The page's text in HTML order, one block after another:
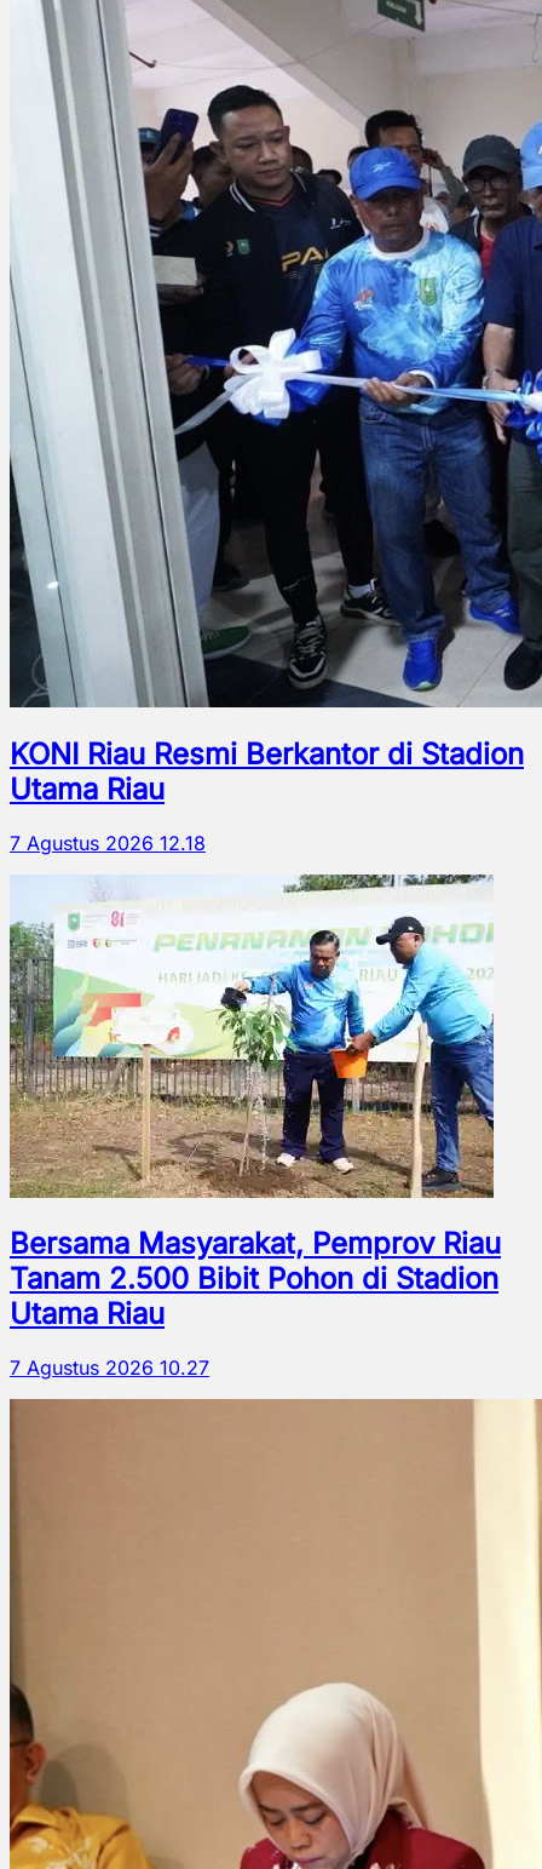
KONI Riau Resmi Berkantor di Stadion
Utama Riau
7 Agustus 2026 12.18
Bersama Masyarakat, Pemprov Riau
Tanam 2.500 Bibit Pohon di Stadion
Utama Riau
7 Agustus 2026 10.27